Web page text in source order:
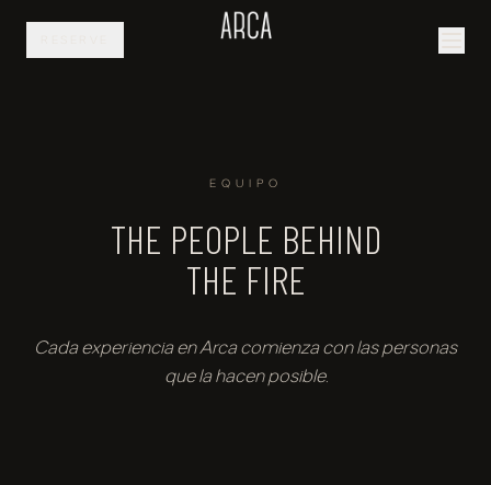
EQUIPO
THE PEOPLE BEHIND
THE FIRE
Cada experiencia en Arca comienza con las personas
que la hacen posible.